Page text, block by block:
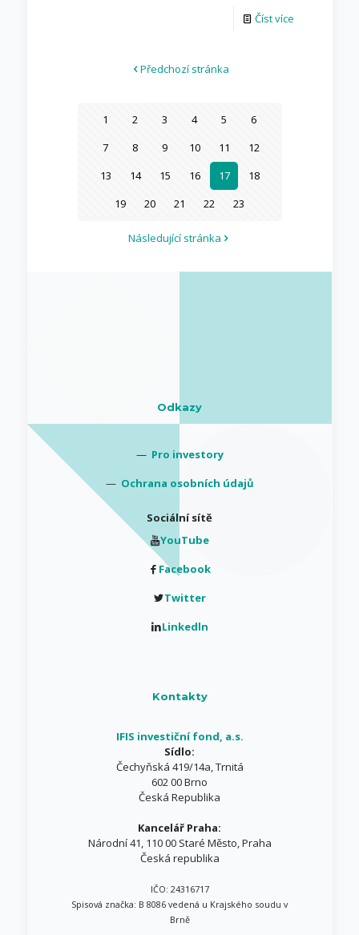
Číst více
Předchozí stránka
1 2 3 4 5
6
7
8 9 10 11
12
13
14 15 16 17
18
19
20 21 22 23
Následující stránka
Odkazy
— Pro investory
— Ochrana osobních údajů
Sociální sítě
YouTube
Facebook
Twitter
Linkedln
Kontakty
IFIS investiční fond, a.s.
Sídlo:
Čechyňská 419/14a, Trnitá
602 00 Brno
Česká Republika
Kancelář Praha:
Národní 41, 110 00 Staré Město, Praha
Česká republika
IČO: 24316717
Spisová značka: B 8086 vedená u Krajského soudu v
Brně